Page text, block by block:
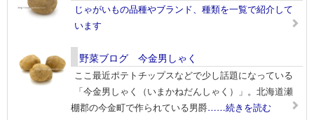
じゃがいもの品種やブランド、種類を一覧で紹介して
います
野菜ブログ 今金男しゃく
ここ最近ポテトチップスなどで少し話題になっている
「今金男しゃく（いまかねだんしゃく）」。北海道瀬
棚郡の今金町で作られている男爵……続きを読む